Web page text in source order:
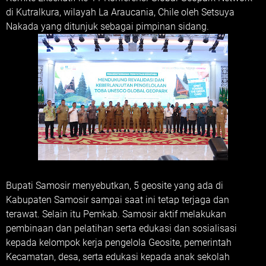
di Kutralkura, wilayah La Araucania, Chile oleh Setsuya
Nakada yang ditunjuk sebagai pimpinan sidang.
Bupati Samosir menyebutkan, 5 geosite yang ada di
Kabupaten Samosir sampai saat ini tetap terjaga dan
terawat. Selain itu Pemkab. Samosir aktif melakukan
pembinaan dan pelatihan serta edukasi dan sosialisasi
kepada kelompok kerja pengelola Geosite, pemerintah
Kecamatan, desa, serta edukasi kepada anak sekolah